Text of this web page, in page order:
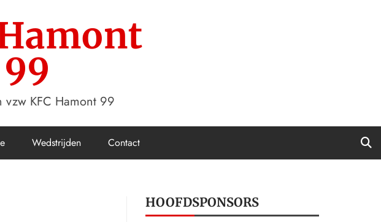
99
vzw KFC Hamont 99
Wedstrijden Contact
HOOFDSPONSORS